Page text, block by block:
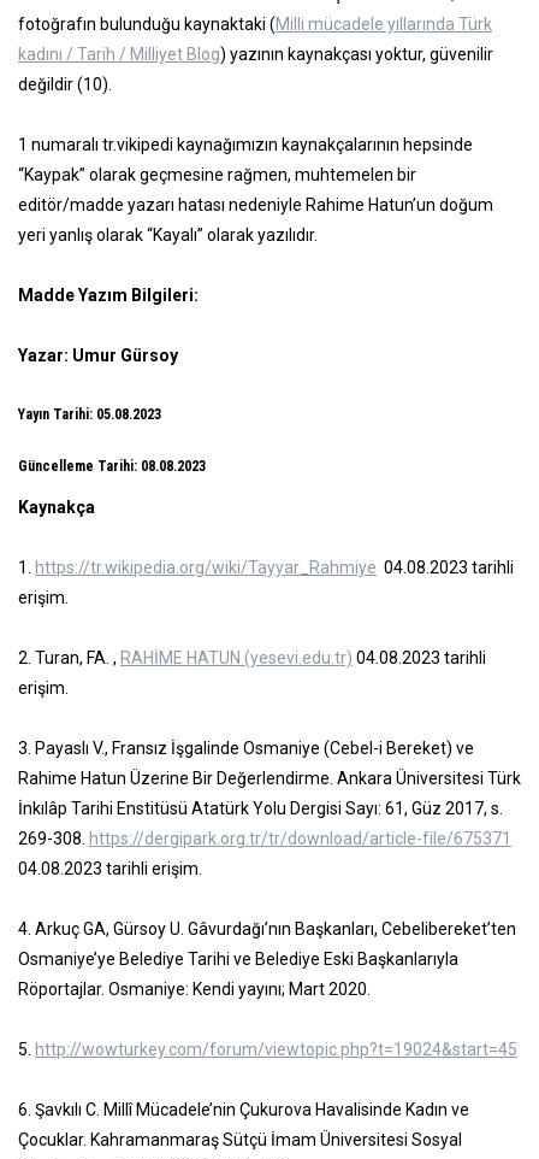
fotoğrafın bulunduğu kaynaktaki (Milli mücadele yıllarında Türk
kadını / Tarih / Milliyet Blog) yazının kaynakçası yoktur, güvenilir
değildir (10).
1 numaralı tr.vikipedi kaynağımızın kaynakçalarının hepsinde
“Kaypak” olarak geçmesine rağmen, muhtemelen bir
editör/madde yazarı hatası nedeniyle Rahime Hatun’un doğum
yeri yanlış olarak “Kayalı” olarak yazılıdır.
Madde Yazım Bilgileri:
Yazar: Umur Gürsoy
Yayın Tarihi: 05.08.2023
Güncelleme Tarihi: 08.08.2023
Kaynakça
1. https://tr.wikipedia.org/wiki/Tayyar_Rahmiye 04.08.2023 tarihli
erişim.
2. Turan, FA. , RAHİME HATUN (yesevi.edu.tr) 04.08.2023 tarihli
erişim.
3. Payaslı V., Fransız İşgalinde Osmaniye (Cebel-i Bereket) ve
Rahime Hatun Üzerine Bir Değerlendirme. Ankara Üniversitesi Türk
İnkılâp Tarihi Enstitüsü Atatürk Yolu Dergisi Sayı: 61, Güz 2017, s.
269-308. https://dergipark.org.tr/tr/download/article-file/675371
04.08.2023 tarihli erişim.
4. Arkuç GA, Gürsoy U. Gâvurdağı’nın Başkanları, Cebelibereket’ten
Osmaniye’ye Belediye Tarihi ve Belediye Eski Başkanlarıyla
Röportajlar. Osmaniye: Kendi yayını; Mart 2020.
5. http://wowturkey.com/forum/viewtopic.php?t=19024&start=45
6. Şavkılı C. Millî Mücadele’nin Çukurova Havalisinde Kadın ve
Çocuklar. Kahramanmaraş Sütçü İmam Üniversitesi Sosyal